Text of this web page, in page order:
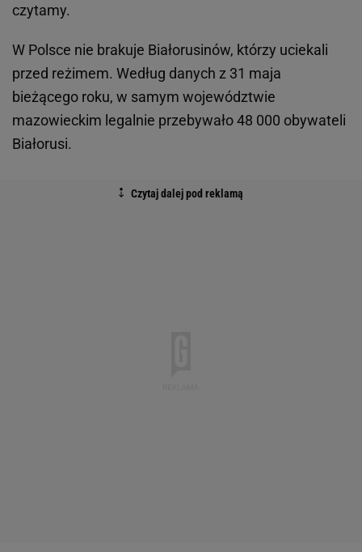
czytamy.
W Polsce nie brakuje Białorusinów, którzy uciekali
przed reżimem. Według danych z 31 maja
bieżącego roku, w samym województwie
mazowieckim legalnie przebywało 48 000 obywateli
Białorusi.